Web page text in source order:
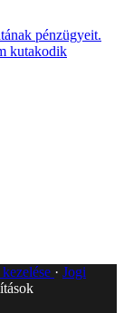
pénzügyeit.
kutakodik
Jogi